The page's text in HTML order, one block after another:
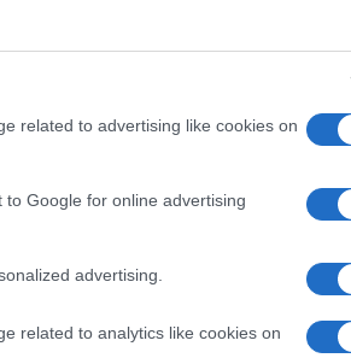
related to advertising like cookies on
Google for online advertising
advertising.
related to analytics like cookies on
Μόνη
στην κουζίνα
για
με σέξι